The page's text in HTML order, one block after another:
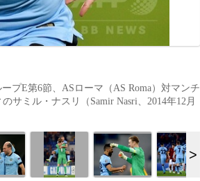
プE第6節、ASローマ（AS Roma）対マンチ
サミル・ナスリ（Samir Nasri、2014年12月